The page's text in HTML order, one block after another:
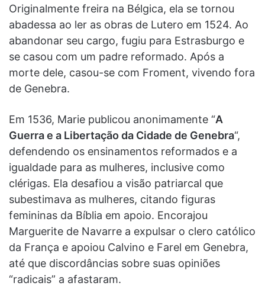
Originalmente freira na Bélgica, ela se tornou
abadessa ao ler as obras de Lutero em 1524. Ao
abandonar seu cargo, fugiu para Estrasburgo e
se casou com um padre reformado. Após a
morte dele, casou-se com Froment, vivendo fora
de Genebra.
Em 1536, Marie publicou anonimamente “A
Guerra e a Libertação da Cidade de Genebra“,
defendendo os ensinamentos reformados e a
igualdade para as mulheres, inclusive como
clérigas. Ela desafiou a visão patriarcal que
subestimava as mulheres, citando figuras
femininas da Bíblia em apoio. Encorajou
Marguerite de Navarre a expulsar o clero católico
da França e apoiou Calvino e Farel em Genebra,
até que discordâncias sobre suas opiniões
“radicais” a afastaram.